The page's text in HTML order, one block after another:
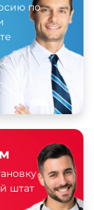
по
штат